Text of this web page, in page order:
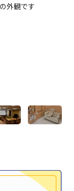
外観です